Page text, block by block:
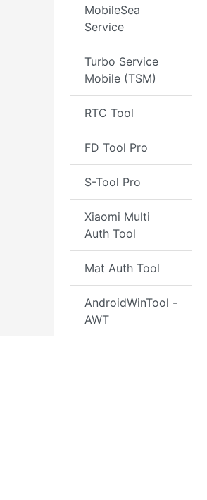
MobileSea
Service
Turbo Service
Mobile (TSM)
RTC Tool
FD Tool Pro
S-Tool Pro
Xiaomi Multi
Auth Tool
Mat Auth Tool
AndroidWinTool -
AWT